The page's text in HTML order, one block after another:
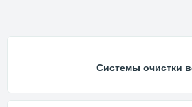
Системы очистки